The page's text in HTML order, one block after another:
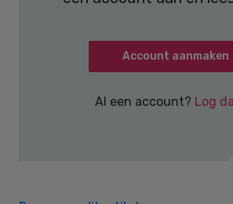
Account aanmaken
Al een account? Log